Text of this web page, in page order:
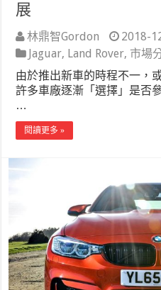
展
林鼎智Gordon
2018-
Jaguar, Land Rover, 市場
由於推出新車的時程不一，
許多車廠逐漸「選擇」是否
…
閱讀更多 »